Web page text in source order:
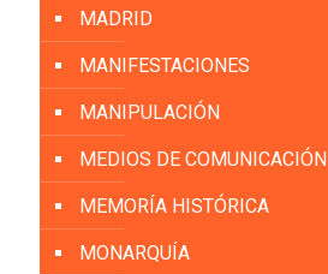
MADRID
MANIFESTACIONES
MANIPULACIÓN
MEDIOS DE COMUNICACIÓN
MEMORÍA HISTÓRICA
MONARQUÍA